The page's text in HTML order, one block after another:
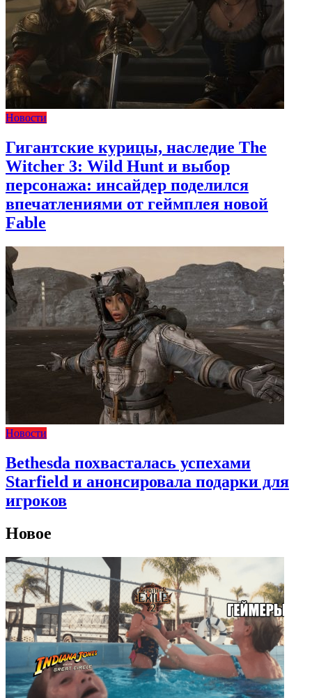
Новости
Гигантские курицы, наследие The
Witcher 3: Wild Hunt и выбор
персонажа: инсайдер поделился
впечатлениями от геймплея новой
Fable
Новости
Bethesda похвасталась успехами
Starfield и анонсировала подарки для
игроков
Новое